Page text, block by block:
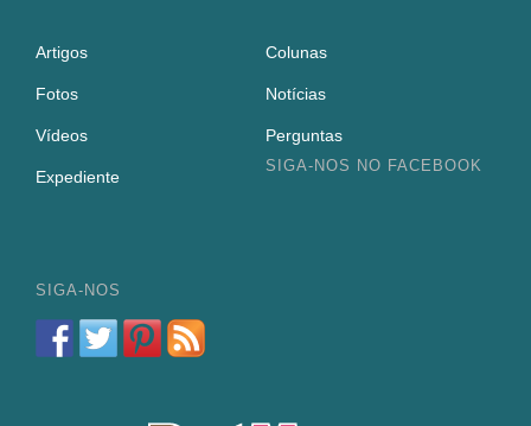
Artigos Colunas
Fotos Notícias
Vídeos Perguntas
Expediente
SIGA-NOS NO FACEBOOK
SIGA-NOS